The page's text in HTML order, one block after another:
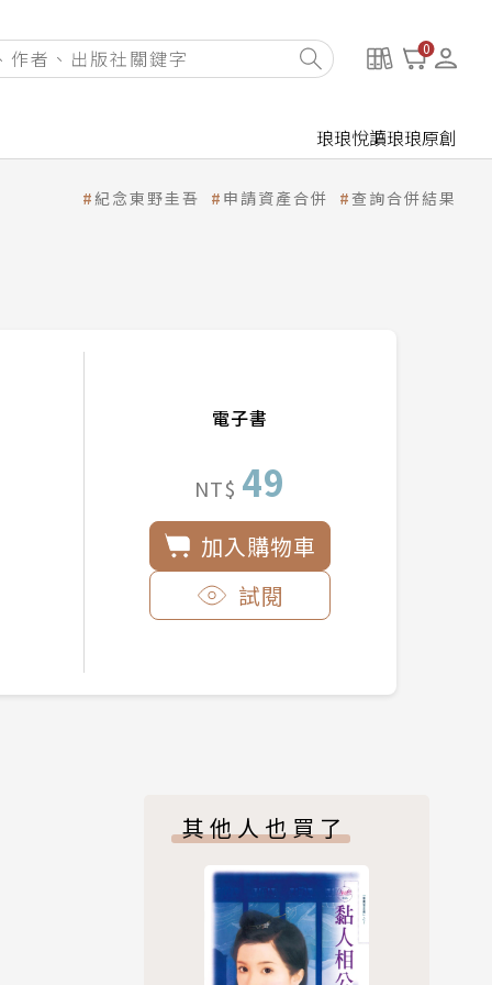
0
琅琅悅讀琅琅原創
紀念東野圭吾 申請資產合併 查詢合併結果
電子書
NT$ 49
加入購物車
試閱
其他人也買了